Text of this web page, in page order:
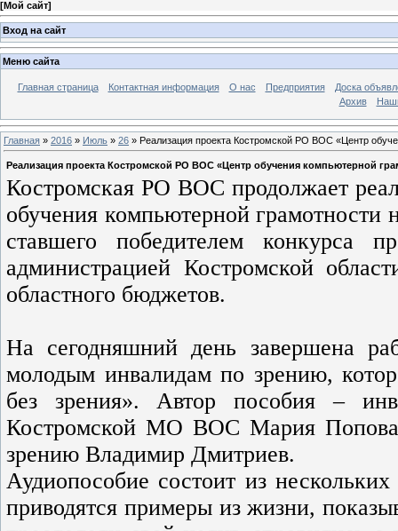
[Мой сайт]
Вход на сайт
Меню сайта
Главная страница Контактная информация О нас Предприятия
Доска
Архив
Главная » 2016 » Июль » 26 » Реализация проекта Костромской РО ВОС «Центр
Реализация проекта Костромской РО ВОС «Центр обучения компьютерной
Костромская РО ВОС продолжает
обучения компьютерной грамотности
ставшего победителем конкурса
администрацией Костромской
областного бюджетов.
На сегодняшний день завершена
молодым инвалидам по зрению,
без зрения». Автор пособия –
Костромской МО ВОС Мария Попова,
зрению Владимир Дмитриев.
Аудиопособие состоит из
приводятся примеры из жизни,